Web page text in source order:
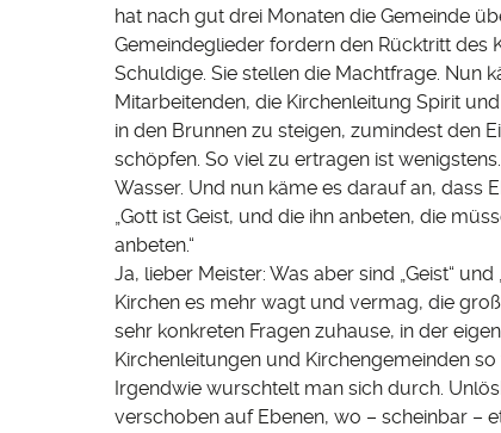
hat nach gut drei Monaten die Gemeinde
Gemeindeglieder fordern den Rücktritt des
Schuldige. Sie stellen die Machtfrage. Nun
Mitarbeitenden, die Kirchenleitung Spirit
in den Brunnen zu steigen, zumindest den
schöpfen. So viel zu ertragen ist
Wasser. Und nun käme es darauf an, dass
„Gott ist Geist, und die ihn anbeten, die
anbeten.“
Ja, lieber Meister: Was aber sind „Geist“
Kirchen es mehr wagt und vermag, die
sehr konkreten Fragen zuhause, in der
Kirchenleitungen und Kirchengemeinden
Irgendwie wurschtelt man sich durch.
verschoben auf Ebenen, wo – scheinbar –